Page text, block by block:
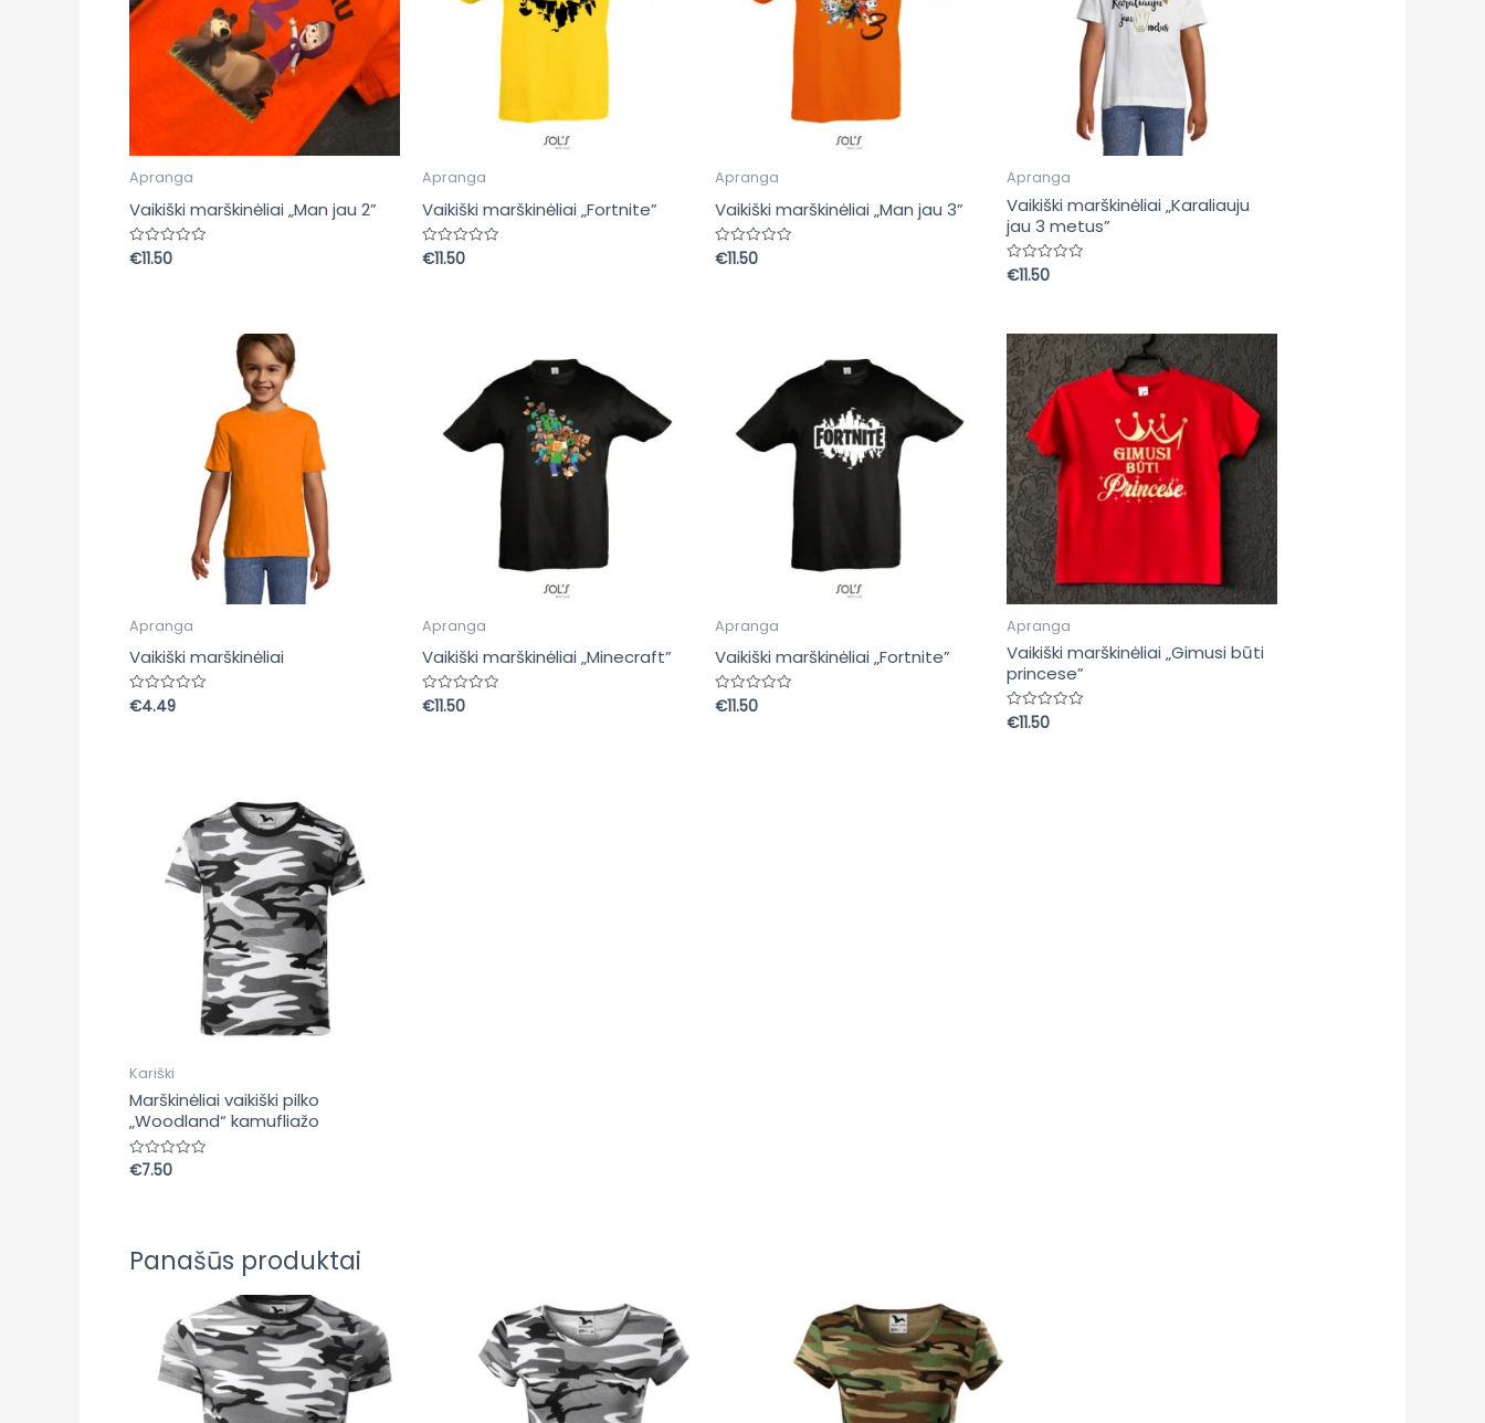
Apranga
Vaikiški marškinėliai „Man jau 2”
Įvertinimas:
0
€11.50
Apranga
Vaikiški marškinėliai „Fortnite”
Įvertinimas:
0
€11.50
Apranga
Vaikiški marškinėliai „Man jau 3”
Įvertinimas:
0
€11.50
Apranga
Vaikiški marškinėliai „Karaliauju
jau 3 metus”
Įvertinimas:
0
€11.50
Apranga
Vaikiški marškinėliai
Įvertinimas:
0
€4.49
Apranga
Vaikiški marškinėliai „Minecraft”
Įvertinimas:
0
€11.50
Apranga
Vaikiški marškinėliai „Fortnite”
Įvertinimas:
0
€11.50
Apranga
Vaikiški marškinėliai „Gimusi būti
princese”
Įvertinimas:
0
€11.50
Kariški
Marškinėliai vaikiški pilko
„Woodland“ kamufliažo
Įvertinimas:
0
€7.50
Panašūs produktai